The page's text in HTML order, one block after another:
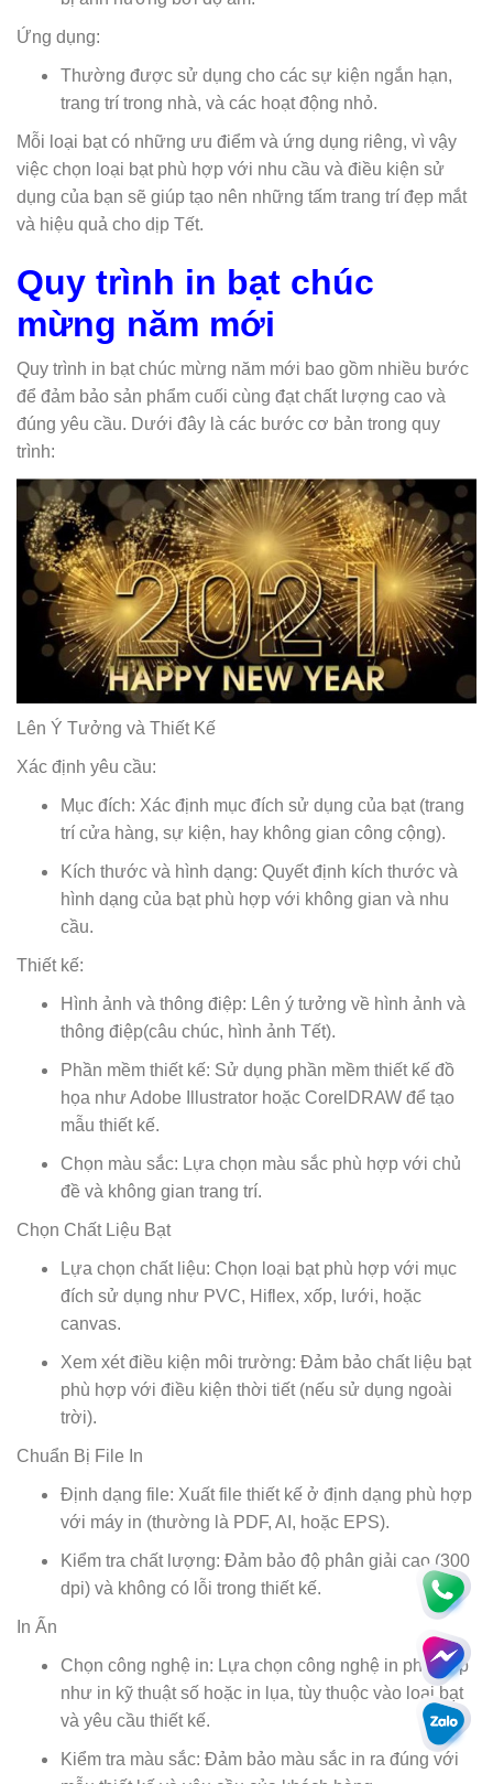
Ứng dụng:
Thường được sử dụng cho các sự kiện ngắn hạn,
trang trí trong nhà, và các hoạt động nhỏ.
Mỗi loại bạt có những ưu điểm và ứng dụng riêng, vì vậy
việc chọn loại bạt phù hợp với nhu cầu và điều kiện sử
dụng của bạn sẽ giúp tạo nên những tấm trang trí đẹp mắt
và hiệu quả cho dịp Tết.
Quy trình in bạt chúc
mừng năm mới
Quy trình in bạt chúc mừng năm mới bao gồm nhiều bước
để đảm bảo sản phẩm cuối cùng đạt chất lượng cao và
đúng yêu cầu. Dưới đây là các bước cơ bản trong quy
trình:
Lên Ý Tưởng và Thiết Kế
Xác định yêu cầu:
Mục đích: Xác định mục đích sử dụng của bạt (trang
trí cửa hàng, sự kiện, hay không gian công cộng).
Kích thước và hình dạng: Quyết định kích thước và
hình dạng của bạt phù hợp với không gian và nhu
cầu.
Thiết kế:
Hình ảnh và thông điệp: Lên ý tưởng về hình ảnh và
thông điệp(câu chúc, hình ảnh Tết).
Phần mềm thiết kế: Sử dụng phần mềm thiết kế đồ
họa như Adobe Illustrator hoặc CorelDRAW để tạo
mẫu thiết kế.
Chọn màu sắc: Lựa chọn màu sắc phù hợp với chủ
đề và không gian trang trí.
Chọn Chất Liệu Bạt
Lựa chọn chất liệu: Chọn loại bạt phù hợp với mục
đích sử dụng như PVC, Hiflex, xốp, lưới, hoặc
canvas.
Xem xét điều kiện môi trường: Đảm bảo chất liệu bạt
phù hợp với điều kiện thời tiết (nếu sử dụng ngoài
trời).
Chuẩn Bị File In
Định dạng file: Xuất file thiết kế ở định dạng phù hợp
với máy in (thường là PDF, AI, hoặc EPS).
Kiểm tra chất lượng: Đảm bảo độ phân giải cao (300
dpi) và không có lỗi trong thiết kế.
In Ấn
Chọn công nghệ in: Lựa chọn công nghệ in phù hợp
như in kỹ thuật số hoặc in lụa, tùy thuộc vào loại bạt
và yêu cầu thiết kế.
Kiểm tra màu sắc: Đảm bảo màu sắc in ra đúng với